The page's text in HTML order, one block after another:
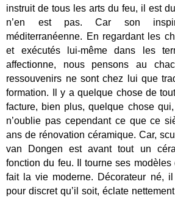
instruit de tous les arts du feu, il est
n’en est pas. Car son
méditerranéenne. En regardant les
et exécutés lui-même dans les
affectionne, nous pensons au
ressouvenirs ne sont chez lui que
formation. Il y a quelque chose de
facture, bien plus, quelque chose
n’oublie pas cependant ce que ce
ans de rénovation céramique. Car,
van Dongen est avant tout un
fonction du feu. Il tourne ses
fait la vie moderne. Décorateur né,
pour discret qu’il soit, éclate